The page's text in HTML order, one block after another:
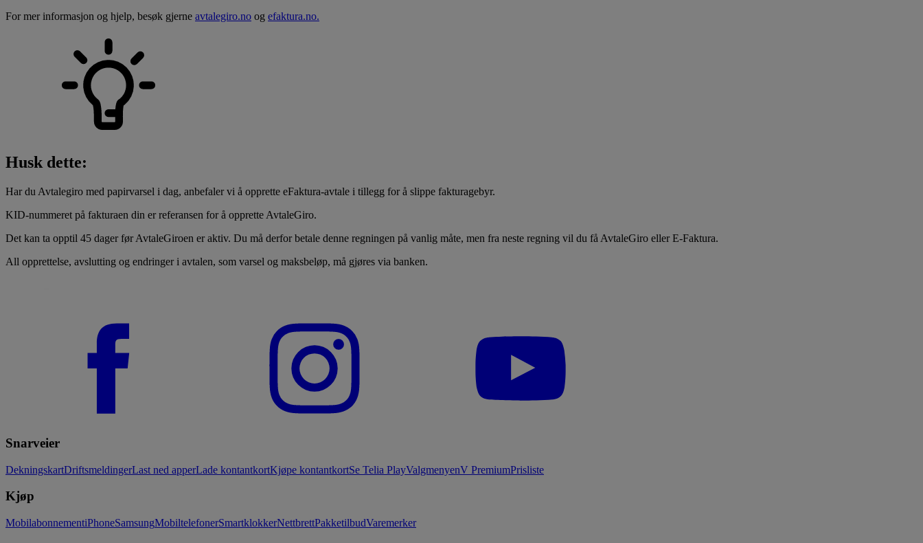
For mer informasjon og hjelp, besøk gjerne avtalegiro.no og efaktura.no.
Husk dette:
Har du Avtalegiro med papirvarsel i dag, anbefaler vi å opprette eFaktura-avtale i tillegg for å slippe fakturagebyr.
KID-nummeret på fakturaen din er referansen for å opprette AvtaleGiro.
Det kan ta opptil 45 dager før AvtaleGiroen er aktiv. Du må derfor betale denne regningen på vanlig måte, men fra neste regning vil du få AvtaleGiro eller E-Faktura.
All opprettelse, avslutting og endringer i avtalen, som varsel og maksbeløp, må gjøres via banken.
Snarveier
DekningskartDriftsmeldingerLast ned apperLade kontantkortKjøpe kontantkortSe Telia PlayValgmenyenV PremiumPrisliste
Kjøp
MobilabonnementiPhoneSamsungMobiltelefonerSmartklokkerNettbrettPakketilbudVaremerker